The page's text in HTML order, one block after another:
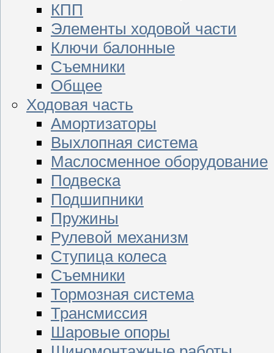
КПП
Элементы ходовой части
Ключи балонные
Съемники
Общее
Ходовая часть
Амортизаторы
Выхлопная система
Маслосменное оборудование
Подвеска
Подшипники
Пружины
Рулевой механизм
Ступица колеса
Съемники
Тормозная система
Трансмиссия
Шаровые опоры